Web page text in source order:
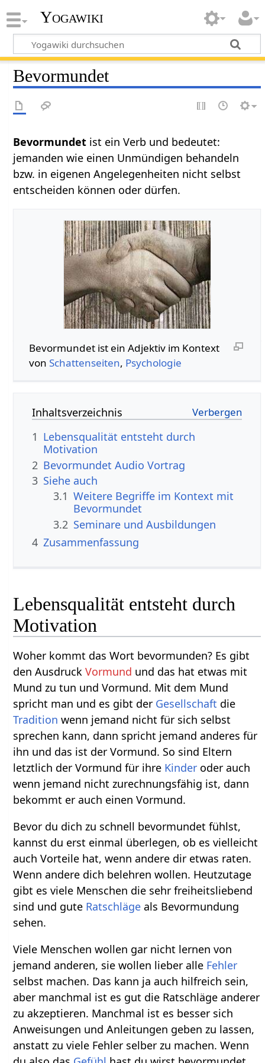
Yogawiki
Bevormundet
ist ein Verb und bedeutet:
jemanden wie einen Unmündigen behandeln
bzw. in eigenen Angelegenheiten nicht selbst
entscheiden können oder dürfen.
Bevormundet‏‎ ist ein Adjektiv im Kontext
von Schattenseiten, Psychologie
Inhaltsverzeichnis
1 Lebensqualität entsteht durch
Motivation
2
Bevormundet‏‎ Audio Vortrag
3 Siehe auch
3.1 Weitere Begriffe im Kontext mit
3.2 Seminare und Ausbildungen
4 Zusammenfassung
Lebensqualität entsteht durch
Motivation
Woher kommt das Wort bevormunden? Es gibt
den AusdruckVormund und das hat etwas mit
Mund zu tun und Vormund. Mit dem Mund
spricht man und es gibt der Gesellschaft die
Tradition wenn jemand nicht für sich selbst
sprechen kann, dann spricht jemand anderes für
ihn und das ist der Vormund. So sind Eltern
letztlich der Vormund für ihre Kinder oder auch
wenn jemand nicht zurechnungsfähig ist, dann
bekommt er auch einen Vormund.
Bevor du dich zu schnell bevormundet fühlst,
kannst du erst einmal überlegen, ob es vielleicht
auch Vorteile hat, wenn andere dir etwas raten.
Wenn andere dich belehren wollen. Heutzutage
gibt es viele Menschen die sehr freiheitsliebend
sind und gute Ratschläge als Bevormundung
sehen.
Viele Menschen wollen gar nicht lernen von
jemand anderen, sie wollen lieber alle Fehler
selbst machen. Das kann ja auch hilfreich sein,
aber manchmal ist es gut die Ratschläge anderer
zu akzeptieren. Manchmal ist es besser sich
Anweisungen und Anleitungen geben zu lassen,
anstatt zu viele Fehler selber zu machen. Wenn